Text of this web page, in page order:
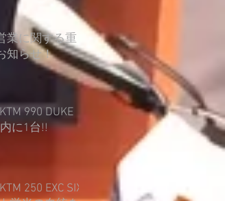
45mmローダウ
でご納車！
業に関する重
知らせ！
990 DUKE
に1台!!
250 EXC SIX